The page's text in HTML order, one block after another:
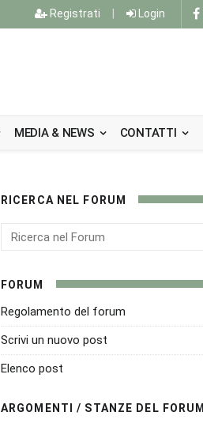
Registrati Login
MEDIA & NEWS CONTATTI
RICERCA NEL FORUM
FORUM
Regolamento del forum
Scrivi un nuovo post
Elenco post
ARGOMENTI / STANZE DEL FORUM